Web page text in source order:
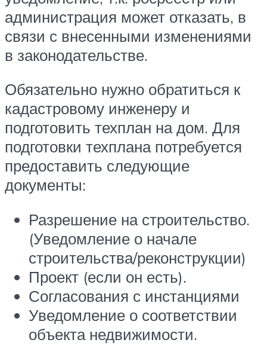
администрация может отказать, в
связи с внесенными изменениями
в законодательстве.
Обязательно нужно обратиться к
кадастровому инженеру и
подготовить техплан на дом. Для
подготовки техплана потребуется
предоставить следующие
документы:
Разрешение на строительство.
(Уведомление о начале
строительства/реконструкции)
Проект (если он есть).
Согласования с инстанциями
Уведомление о соответствии
объекта недвижимости.